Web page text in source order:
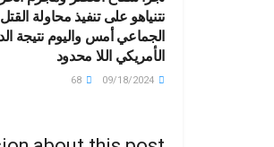
نتنياهو على تنفيذ محاولة القتل
الجماعي أمس واليوم نتيجة
الأمريكي اللا محدود